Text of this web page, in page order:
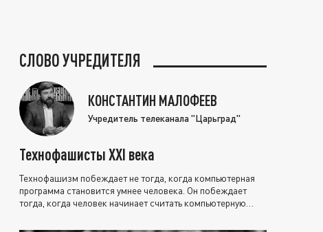
СЛОВО УЧРЕДИТЕЛЯ
КОНСТАНТИН МАЛОФЕЕВ
Учредитель телеканала "Царьград"
Технофашисты XXI века
Технофашизм побеждает не тогда, когда компьютерная
программа становится умнее человека. Он побеждает
тогда, когда человек начинает считать компьютерную